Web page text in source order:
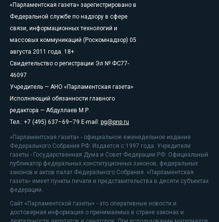
«Парламентская газета» зарегистрировано в
Федеральной службе по надзору в сфере
связи, информационных технологий и
массовых коммуникаций (Роскомнадзор) 05
августа 2011 года. 18+
Свидетельство о регистрации Эл № ФС77-
46097
Учредитель — АНО «Парламентская газета»
Исполняющий обязанности главного
редактора — Абдуллаев М.Р.
Тел.: +7 (495) 637–69–79 E-mail: pg@pnp.ru
«Парламентская газета» - официальное еженедельное издание
Федерального Собрания РФ. Издается с 1997 года. Учредители
газеты - Государственная Дума и Совет Федерации РФ. Официальный
публикатор федеральных конституционных законов, федеральных
законов и актов палат Федерального Собрания. «Парламентская
газета» имеет пункты печати и представительства в десяти субъектах
федерации.
Сайт «Парламентской газеты» - это оперативные новости и
достоверная информация о принимаемых в стране законах и